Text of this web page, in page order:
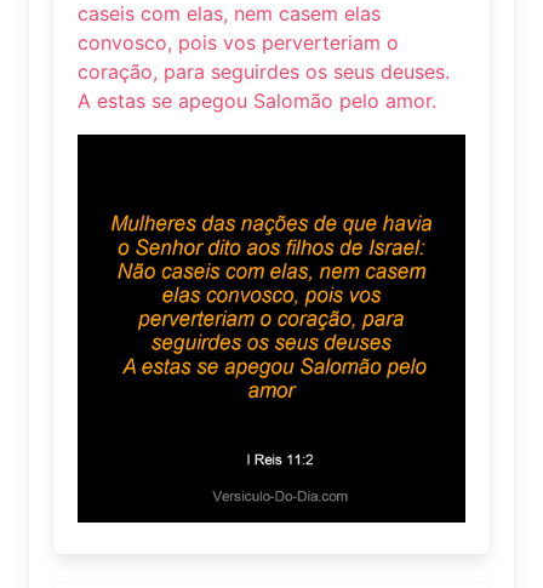
caseis com elas, nem casem elas
convosco, pois vos perverteriam o
coração, para seguirdes os seus deuses.
A estas se apegou Salomão pelo amor.